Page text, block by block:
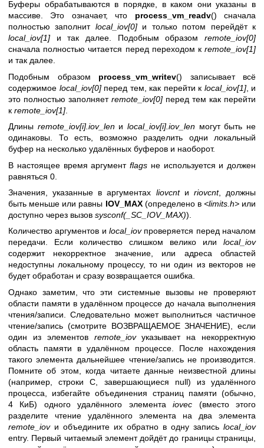
Буферы обрабатываются в порядке, в каком они указаны в
массиве. Это означает, что process_vm_readv() сначала
полностью заполнит local_iov[0]и только потом перейдёт к
local_iov[1] и так далее. Подобным образом remote_iov[0]
сначала полностью читается перед переходом к remote_iov[1]
и так далее.
Подобным образом process_vm_writev() записывает всё
содержимое local_iov[0]перед тем, как перейти к local_iov[1], и
это полностью заполняет remote_iov[0] перед тем как перейти
к remote_iov[1]
Длины remote_iov[i].iov_lenиlocal_iov[i].iov_len могут быть не
одинаковы. То есть, возможно разделить одни локальный
буфер на несколько удалённых буферов и наоборот.
В настоящее время аргумент flags не используется и должен
равняться 0.
Значения, указанные в аргументах liovcntи riovcnt, должны
быть меньше или равны IOV_MAX(определено в <limits.h>или
доступно через вызов sysconf(_SC_IOV_MAX)).
Количество аргументов и local_iovпроверяется перед началом
передачи. Если количество слишком велико или local_iov
содержит некорректное значение, или адреса областей
недоступны локальному процессу, то ни один из векторов не
будет обработан и сразу возвращается ошибка.
Однако заметим, что эти системные вызовы не проверяют
области памяти в удалённом процессе до начала выполнения
чтения/записи. Следовательно может выполниться частичное
чтение/запись (смотрите ВОЗВРАЩАЕМОЕ ЗНАЧЕНИЕ), если
один из элементов remote_iovуказывает на некорректную
область памяти в удалённом процессе. После нахождения
такого элемента дальнейшее чтение/запись не производится.
Помните об этом, когда читаете данные неизвестной длины
(например, строки C, завершающиеся null) из удалённого
процесса, избегайте объединения страниц памяти (обычно,
4 КиБ) одного удалённого элементаiovec (вместо этого
разделите чтение удалённого элемента на два элемента
remote_iovи объедините их обратно в одну запись local_iov
entry. Первый читаемый элемент дойдёт до границы страницы,